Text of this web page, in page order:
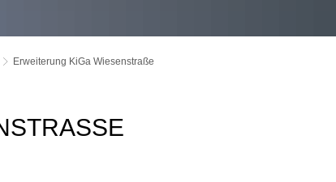
Erweiterung KiGa Wiesenstraße